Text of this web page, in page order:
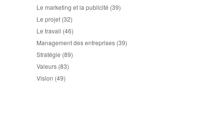
Le marketing et la publicité (39)
Le projet (32)
Le travail (46)
Management des entreprises (39)
Stratégie (89)
Valeurs (83)
Vision (49)